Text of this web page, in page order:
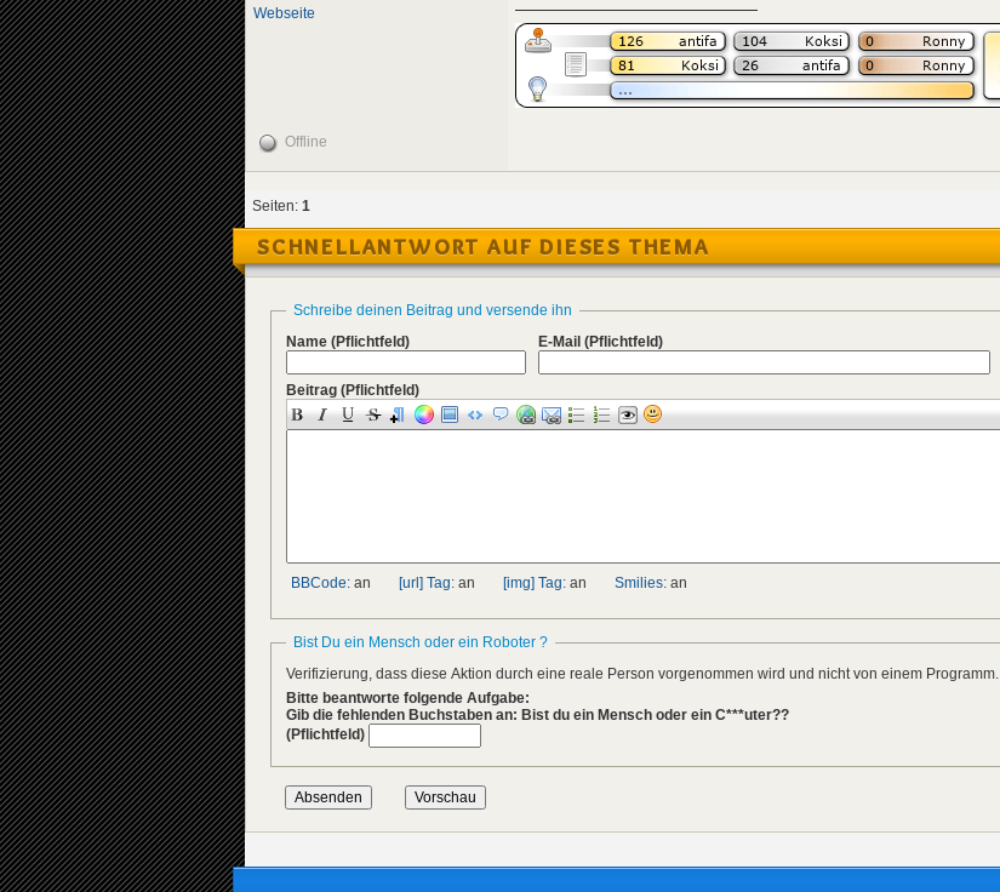
Webseite
Offline
Seiten: 1
SCHNELLANTWORT AUF DIESES THEMA
Schreibe deinen Beitrag und versende ihn
Name (Pflichtfeld) E-Mail (Pflichtfeld)
Beitrag (Pflichtfeld)
BBCode: an [url] Tag: an [img] Tag: an Smilies: an
Bist Du ein Mensch oder ein Roboter ?
Verifizierung, dass diese Aktion durch eine reale Person vorgenommen wird und nicht von einem Programm.
Bitte beantworte folgende Aufgabe:
Gib die fehlenden Buchstaben an: Bist du ein Mensch oder ein C***uter??
(Pflichtfeld)